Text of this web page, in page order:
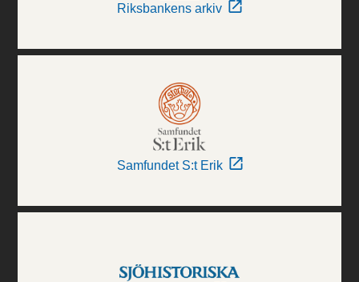
Riksbankens arkiv
Samfundet S:t Erik